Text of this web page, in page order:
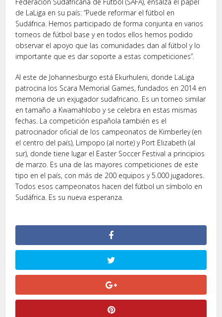
de LaLiga en su país: “Puede reformar el fútbol en
Sudáfrica. Hemos participado de forma conjunta en varios
torneos de fútbol base y en todos ellos hemos podido
observar el apoyo que las comunidades dan al fútbol y lo
importante que es dar soporte a estas competiciones”.
Al este de Johannesburgo está Ekurhuleni, donde LaLiga
patrocina los Scara Memorial Games, fundados en 2014 en
memoria de un exjugador sudafricano. Es un torneo similar
en tamaño a Kwamahlobo y se celebra en estas mismas
fechas. La competición española también es el
patrocinador oficial de los campeonatos de Kimberley (en
el centro del país), Limpopo (al norte) y Port Elizabeth (al
sur), donde tiene lugar el Easter Soccer Festival a principios
de marzo. Es una de las mayores competiciones de este
tipo en el país, con más de 200 equipos y 5.000 jugadores.
Todos esos campeonatos hacen del fútbol un símbolo en
Sudáfrica. Es su nueva esperanza.